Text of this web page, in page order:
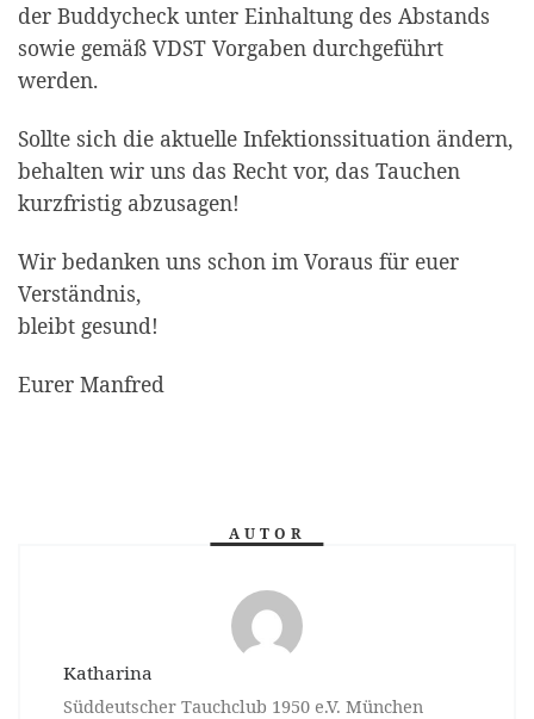
der Buddycheck unter Einhaltung des Abstands
sowie gemäß VDST Vorgaben durchgeführt
werden.
Sollte sich die aktuelle Infektionssituation ändern,
behalten wir uns das Recht vor, das Tauchen
kurzfristig abzusagen!
Wir bedanken uns schon im Voraus für euer
Verständnis,
bleibt gesund!
Eurer Manfred
AUTOR
Katharina
Süddeutscher Tauchclub 1950 e.V. München